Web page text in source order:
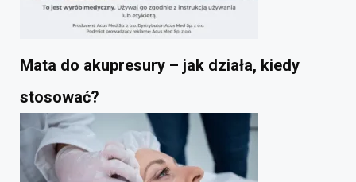
Mata do akupresury – jak działa, kiedy
stosować?